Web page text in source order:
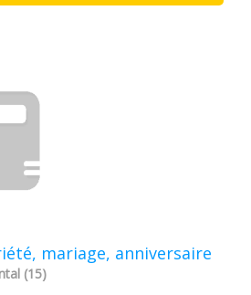
mariage, anniversaire
(15)